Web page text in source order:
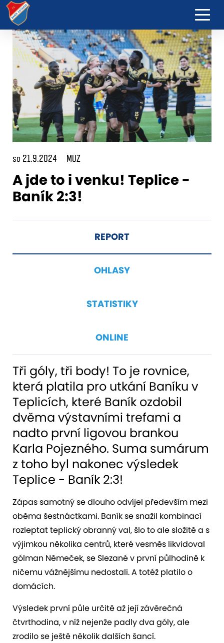
so 21.9.2024 MUZ
A jde to i venku! Teplice -
Baník 2:3!
REPORT
OHLASY
STATISTIKY
ONLINE
Tři góly, tři body! To je rovnice,
která platila pro utkání Baníku v
Teplicích, které Baník ozdobil
dvěma výstavními trefami a
nadto první ligovou brankou
Karla Pojezného. Suma sumárum
z toho byl nakonec výsledek
Teplice - Baník 2:3!
Zápas samotný se dlouho odvíjel především mezi
oběma šestnáctkami. Baník se snažil kombinací
rozleptat teplický obranný val, šlo to ale složitě a s
výjimkou několika centrů, které vesměs likvidoval
gólman Němeček, se Slezané v první půlhodině k
ničemu vážnějšímu nedostali. A totéž platilo o
domácích.
Výsledek první půle určitě až její závěrečná
čtvrthodina, v níž nejenže padly dva góly, ale
zrodilo se ještě několik dalších šancí.